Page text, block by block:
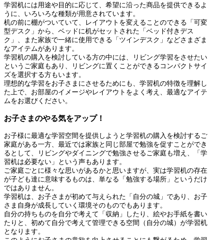
学習机には用途や目的に応じて、希望に沿った商品を提供できるよ
うに、いろいろな種類が用意されています。
机の前に棚がついていて、レイアウトを変えることのできる「可変
型デスク」から、ベッドに机がセットされた「ベッド付きデス
ク」、また家族で一緒に使用できる「ツインデスク」などさまざま
なアイテムがあります。
学習机の購入を検討している方の中には、リビング学習をさせたい
というご家庭もあり、リビングに置くことができるコンパクトサイ
ズを選択する方もいます。
理想的な学習をお子さまにさせるためにも、学習机の特徴を理解し
た上で、お部屋のイメージやレイアウトをよく考え、最適なアイテ
ムをお選びください。
お子さまのやる気をアップ！
お子様に最適な学習空間を提供しようと学習机の購入を検討するご
家庭がある一方、最近では家族と同じ部屋で勉強を促すことができ
るとして、リビングやダイニングで勉強させるご家庭も増え、「学
習机は必要ない」という声もあります。
ご家庭ごとに様々な思いがあるかと思いますが、実は学習机の存在
が子ども達に意味するものは、単なる「勉強する場所」というだけ
ではありません。
学習机は、お子さまが初めて与えられた「自分の城」であり、お子
さま自身が成長していく環境そのものでもあります。
自分の持ちものを自分で考えて「収納」したり、絵やお手紙を書い
たりと、初めて自分で考えて管理できる空間（自分の城）が学習机
となります。